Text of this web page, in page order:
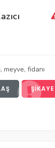
, meyve, fidanı